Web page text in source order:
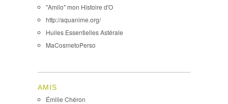
"Amilo" mon Histoire d'O
http://aquanime.org/
Huiles Essentielles Astérale
MaCosmetoPerso
AMIS
Émilie Chéron